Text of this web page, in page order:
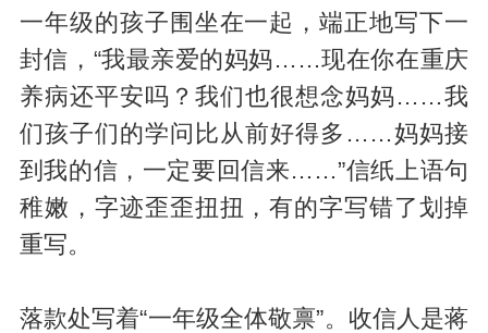
一年级的孩子围坐在一起，端正地写下一
封信，“我最亲爱的妈妈……现在你在重庆
养病还平安吗？我们也很想念妈妈……我
们孩子们的学问比从前好得多……妈妈接
到我的信，一定要回信来……”信纸上语句
稚嫩，字迹歪歪扭扭，有的字写错了划掉
重写。
落款处写着“一年级全体敬禀”。收信人是蒋